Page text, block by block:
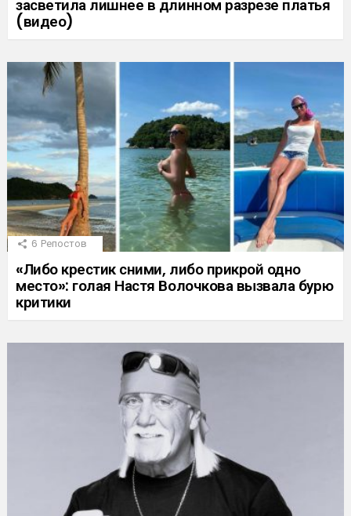
засветила лишнее в длинном разрезе платья
(видео)
6 Репостов
«Либо крестик сними, либо прикрой одно
место»: голая Настя Волочкова вызвала бурю
критики